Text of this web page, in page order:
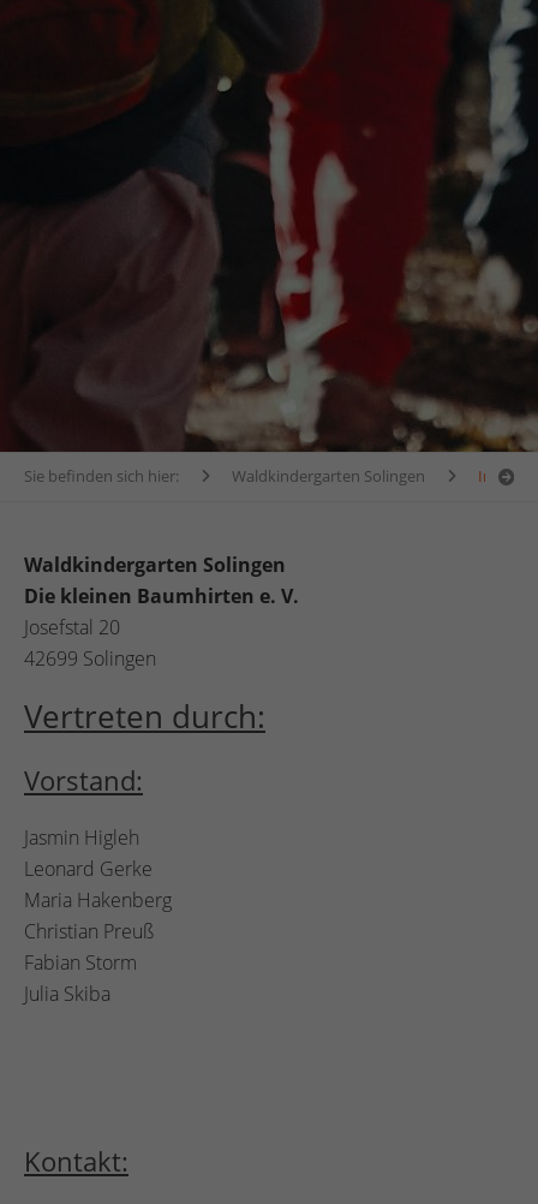
Sie befinden sich hier: Waldkindergarten Solingen
Waldkindergarten Solingen
Die kleinen Baumhirten e. V.
Josefstal 20
42699 Solingen
Vertreten durch:
Vorstand:
Jasmin Higleh
Leonard Gerke
Maria Hakenberg
Christian Preuß
Fabian Storm
Julia Skiba
Kontakt: